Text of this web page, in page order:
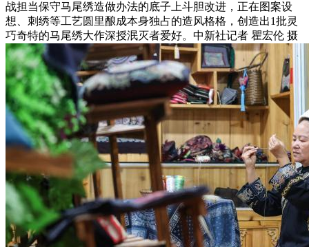
战担当保守马尾绣造做办法的底子上斗胆改进，正在图案设
想、刺绣等工艺圆里酿成本身独占的造风格格，创造出1批灵
巧奇特的马尾绣大作深授泯灭者爱好。中新社记者 瞿宏伦 摄